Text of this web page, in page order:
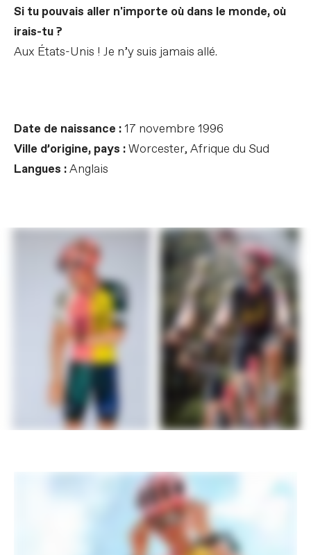
Si tu pouvais aller n'importe où dans le monde, où
irais-tu ?
Aux États-Unis ! Je n’y suis jamais allé.
Date de naissance :17 novembre 1996
Ville d’origine, pays :Worcester, Afrique du Sud
Langues :Anglais